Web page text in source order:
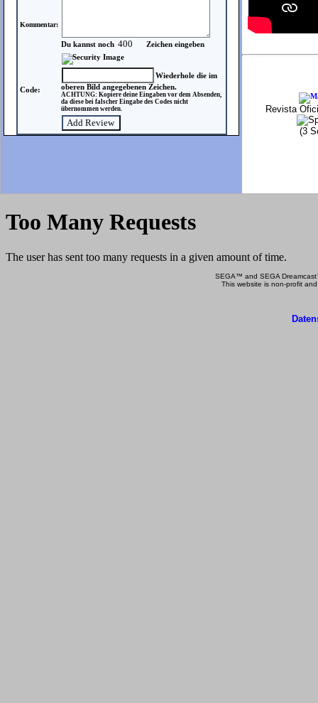
Kommentar:
Du kannst noch Zeichen eingeben
Code:
Wiederhole die im
oberen Bild angegebenen Zeichen.
ACHTUNG: Kopiere deine Eingaben vor dem Absenden,
da diese bei falscher Eingabe des Codes nicht
übernommen werden.
Revista
(3
SEGA™ and SEGA
This website is non-profit